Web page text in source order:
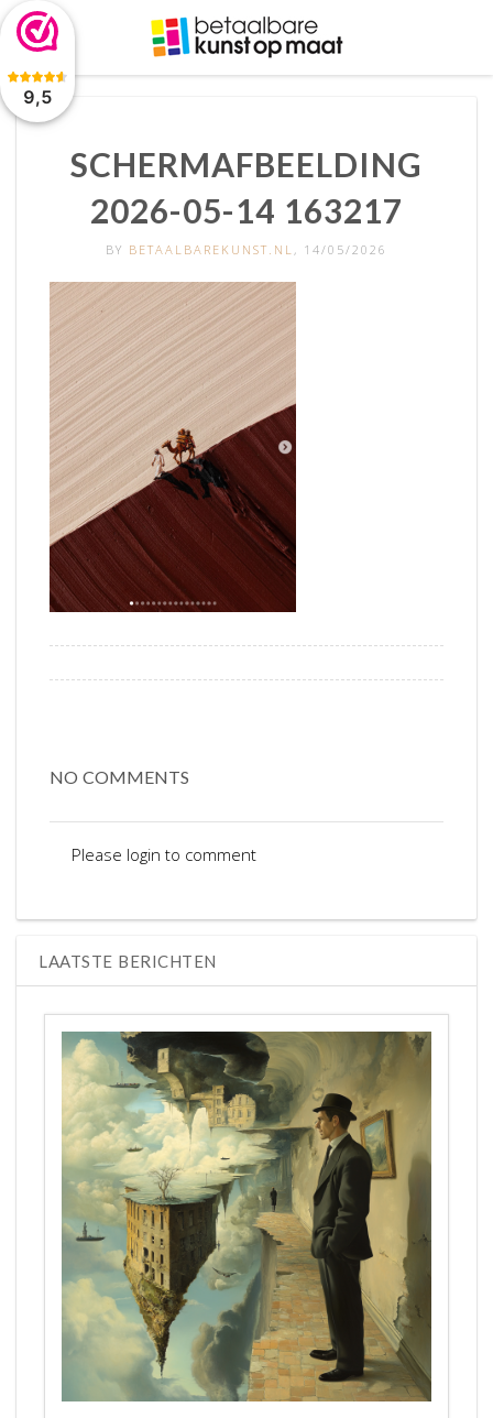
9,5
SCHERMAFBEELDING
2026-05-14 163217
BY BETAALBAREKUNST.NL , 14/05/2026
NO COMMENTS
Please login to comment
LAATSTE BERICHTEN
De waardering van www.betaalbarekunst.nl bij
is 9.5/10 gebaseerd op 2045 reviews.